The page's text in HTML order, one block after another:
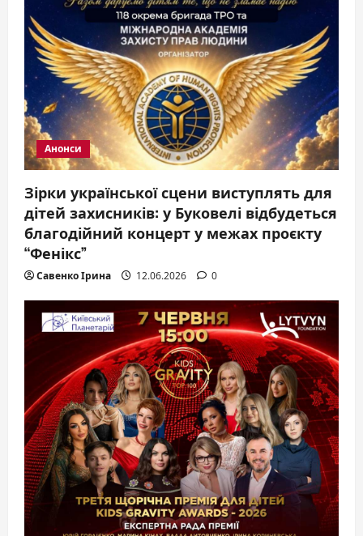
Анонси
Зірки української сцени виступлять для
дітей захисників: у Буковелі відбудеться
благодійний концерт у межах проєкту
“Фенікс”
Савенко Ірина 12.06.2026 0